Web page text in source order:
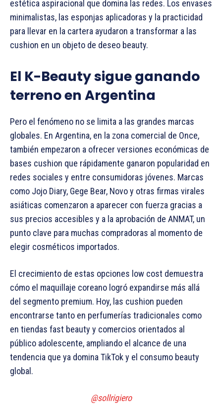
estética aspiracional que domina las redes. Los envases
minimalistas, las esponjas aplicadoras y la practicidad
para llevar en la cartera ayudaron a transformar a las
cushion en un objeto de deseo beauty.
El K-Beauty sigue ganando
terreno en Argentina
Pero el fenómeno no se limita a las grandes marcas
globales. En Argentina, en la zona comercial de Once,
también empezaron a ofrecer versiones económicas de
bases cushion que rápidamente ganaron popularidad en
redes sociales y entre consumidoras jóvenes. Marcas
como Jojo Diary, Gege Bear, Novo y otras firmas virales
asiáticas comenzaron a aparecer con fuerza gracias a
sus precios accesibles y a la aprobación de ANMAT, un
punto clave para muchas compradoras al momento de
elegir cosméticos importados.
El crecimiento de estas opciones low cost demuestra
cómo el maquillaje coreano logró expandirse más allá
del segmento premium. Hoy, las cushion pueden
encontrarse tanto en perfumerías tradicionales como
en tiendas fast beauty y comercios orientados al
público adolescente, ampliando el alcance de una
tendencia que ya domina TikTok y el consumo beauty
global.
@sollrigiero